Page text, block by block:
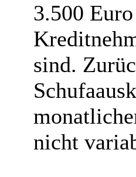
3.500
sind.
nicht